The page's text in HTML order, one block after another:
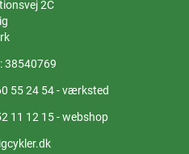
2C
38540769
55 24 54 - værksted
11 12 15 - webshop